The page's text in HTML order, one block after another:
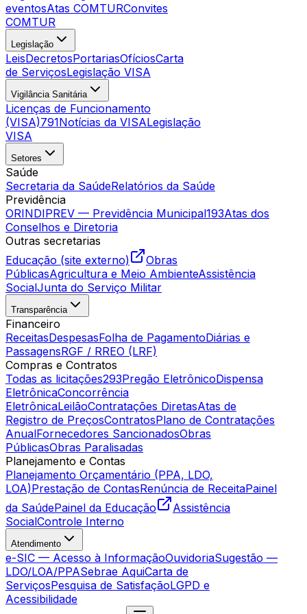
eventosAtas COMTURConvites
COMTUR
Legislação
LeisDecretosPortariasOfíciosCarta
de ServiçosLegislação VISA
Vigilância Sanitária
Licenças de Funcionamento
(VISA)791Notícias da VISALegislação
VISA
Setores
Saúde
Secretaria da SaúdeRelatórios da Saúde
Previdência
ORINDIPREV — Previdência Municipal193Atas dos
Conselhos e Diretoria
Outras secretarias
Educação (site externo)
Obras
PúblicasAgricultura e Meio AmbienteAssistência
SocialJunta do Serviço Militar
Transparência
Financeiro
ReceitasDespesasFolha de PagamentoDiárias e
PassagensRGF / RREO (LRF)
Compras e Contratos
Todas as licitações293Pregão EletrônicoDispensa
EletrônicaConcorrência
EletrônicaLeilãoContratações DiretasAtas de
Registro de PreçosContratosPlano de Contratações
AnualFornecedores SancionadosObras
PúblicasObras Paralisadas
Planejamento e Contas
Planejamento Orçamentário (PPA, LDO,
LOA)Prestação de ContasRenúncia de ReceitaPainel
da SaúdePainel da Educação
Assistência
SocialControle Interno
Atendimento
e-SIC — Acesso à InformaçãoOuvidoriaSugestão —
LDO/LOA/PPASebrae AquiCarta de
ServiçosPesquisa de SatisfaçãoLGPD e
Acessibilidade